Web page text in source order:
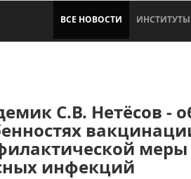
ВСЕ НОВОСТИ ИНСТИТУТЫ
С.В. Нетёсов -
меры
инфекций